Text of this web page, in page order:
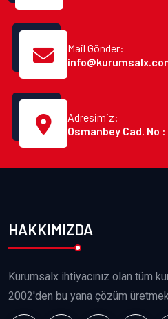
Mail Gönder:
Adresimiz:
Osmanbey Cad. No
HAKKIMIZDA
Kurumsalx ihtiyacınız olan tüm
2002'den bu yana çözüm